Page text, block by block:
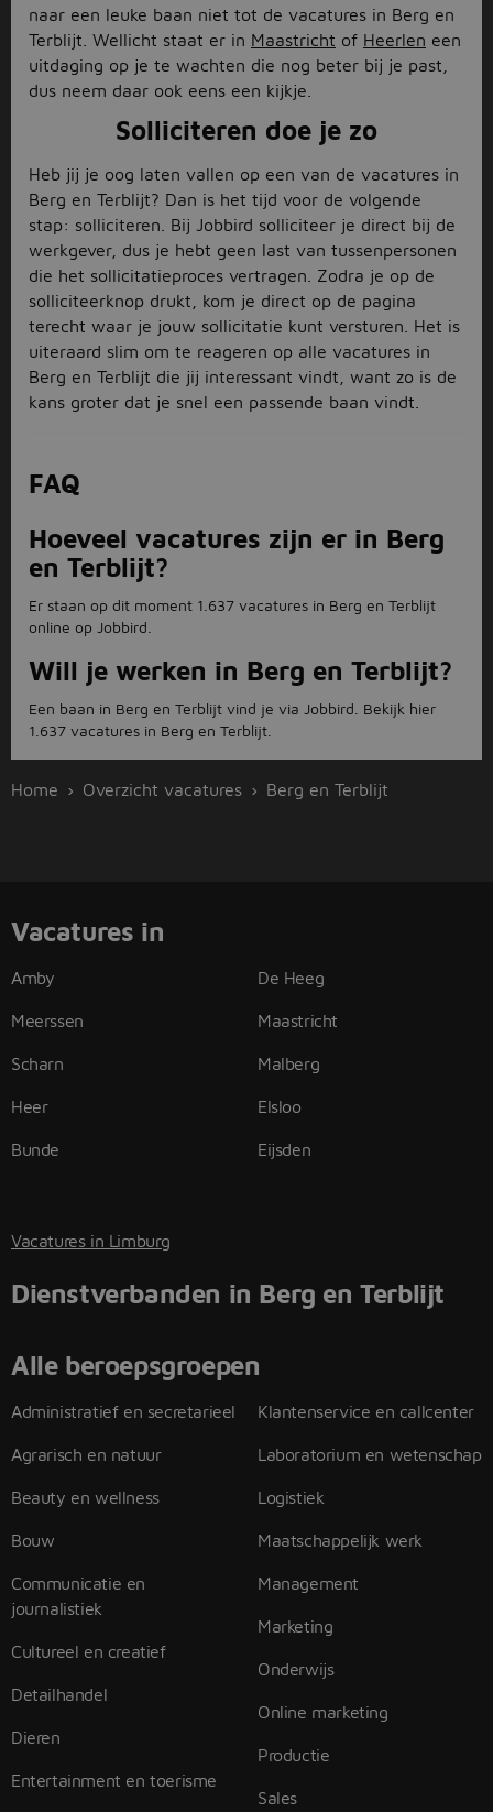
naar een leuke baan niet tot de vacatures in Berg en
Terblijt. Wellicht staat er in Maastricht of Heerlen een
uitdaging op je te wachten die nog beter bij je past,
dus neem daar ook eens een kijkje.
Solliciteren doe je zo
Heb jij je oog laten vallen op een van de vacatures in
Berg en Terblijt? Dan is het tijd voor de volgende
stap: solliciteren. Bij Jobbird solliciteer je direct bij de
werkgever, dus je hebt geen last van tussenpersonen
die het sollicitatieproces vertragen. Zodra je op de
solliciteerknop drukt, kom je direct op de pagina
terecht waar je jouw sollicitatie kunt versturen. Het is
uiteraard slim om te reageren op alle vacatures in
Berg en Terblijt die jij interessant vindt, want zo is de
kans groter dat je snel een passende baan vindt.
FAQ
Hoeveel vacatures zijn er in Berg
en Terblijt?
Er staan op dit moment 1.637 vacatures in Berg en Terblijt
online op Jobbird.
Will je werken in Berg en Terblijt?
Een baan in Berg en Terblijt vind je via Jobbird. Bekijk hier
1.637 vacatures in Berg en Terblijt.
Home Overzicht vacatures Berg en Terblijt
Vacatures in
Amby
Meerssen
Scharn
Heer
Bunde
De Heeg
Maastricht
Malberg
Elsloo
Eijsden
Vacatures in Limburg
Dienstverbanden in Berg en Terblijt
Alle beroepsgroepen
Administratief en secretarieel
Agrarisch en natuur
Beauty en wellness
Bouw
Communicatie en
journalistiek
Cultureel en creatief
Detailhandel
Dieren
Entertainment en toerisme
Klantenservice en callcenter
Laboratorium en wetenschap
Logistiek
Maatschappelijk werk
Management
Marketing
Onderwijs
Online marketing
Productie
Sales